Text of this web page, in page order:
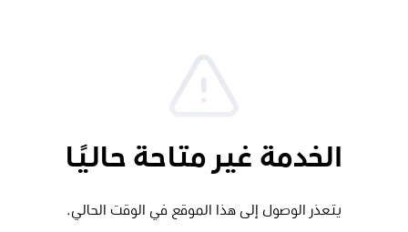
الخدمة غير متاحة حاليًا
يتعذر الوصول إلى هذا الموقع في الوقت الحالي.